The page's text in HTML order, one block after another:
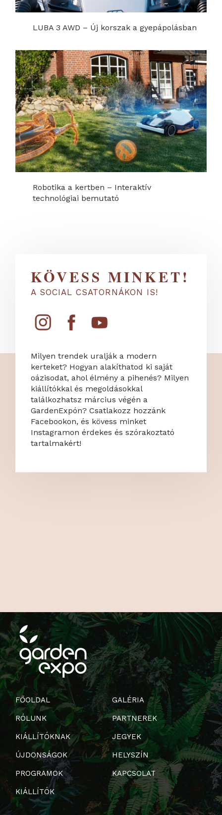
LUBA 3 AWD – Új korszak a gyepápolásban
Robotika a kertben – Interaktív
technológiai bemutató
KÖVESS MINKET!
A SOCIAL CSATORNÁKON IS!
Milyen trendek uralják a modern
kerteket? Hogyan alakíthatod ki saját
oázisodat, ahol élmény a pihenés? Milyen
kiállítókkal és megoldásokkal
találkozhatsz március végén a
GardenExpón? Csatlakozz hozzánk
Facebookon, és kövess minket
Instagramon érdekes és szórakoztató
tartalmakért!
FŐOLDAL
RÓLUNK
KIÁLLÍTÓKNAK
ÚJDONSÁGOK
PROGRAMOK
KIÁLLÍTÓK
GALÉRIA
PARTNEREK
JEGYEK
HELYSZÍN
KAPCSOLAT